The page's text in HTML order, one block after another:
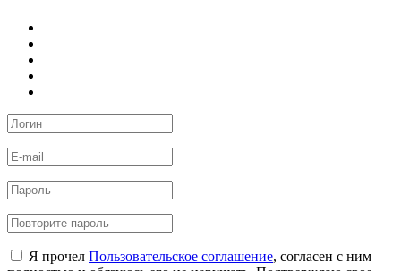
Я прочел Пользовательское соглашение, согласен с ним